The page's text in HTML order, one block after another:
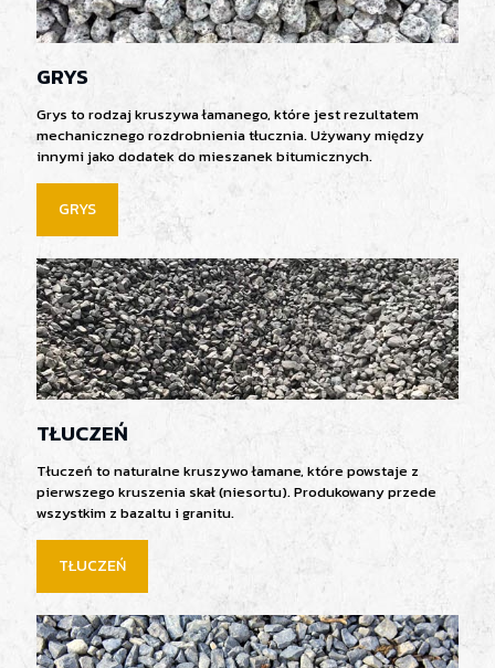
GRYS
Grys to rodzaj kruszywa łamanego, które jest rezultatem
mechanicznego rozdrobnienia tłucznia. Używany między
innymi jako dodatek do mieszanek bitumicznych.
GRYS
TŁUCZEŃ
Tłuczeń to naturalne kruszywo łamane, które powstaje z
pierwszego kruszenia skał (niesortu). Produkowany przede
wszystkim z bazaltu i granitu.
TŁUCZEŃ